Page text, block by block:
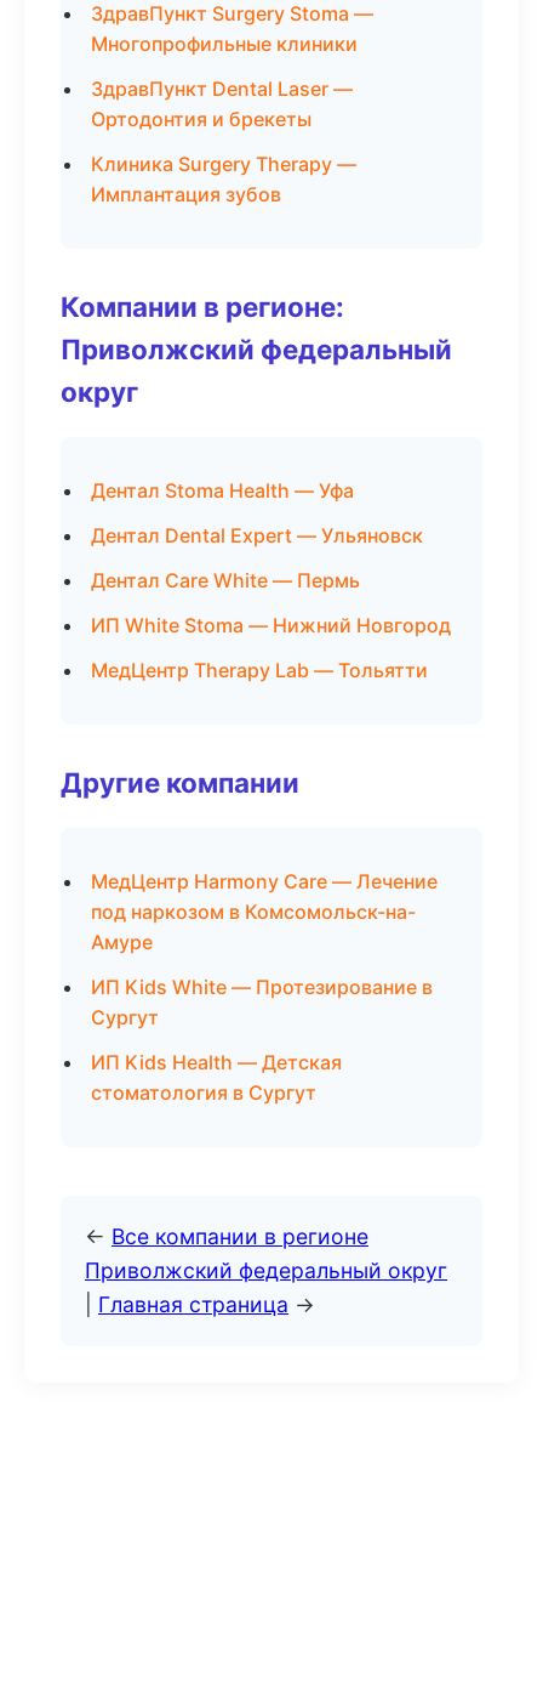
ЗдравПункт Surgery Stoma —
Многопрофильные клиники
ЗдравПункт Dental Laser —
Ортодонтия и брекеты
Клиника Surgery Therapy —
Имплантация зубов
Компании в регионе:
Приволжский федеральный
округ
Дентал Stoma Health — Уфа
Дентал Dental Expert — Ульяновск
Дентал Care White — Пермь
ИП White Stoma — Нижний Новгород
МедЦентр Therapy Lab — Тольятти
Другие компании
МедЦентр Harmony Care — Лечение
под наркозом в Комсомольск-на-
Амуре
ИП Kids White — Протезирование в
Сургут
ИП Kids Health — Детская
стоматология в Сургут
← Все компании в регионе
Приволжский федеральный округ
Главная страница →